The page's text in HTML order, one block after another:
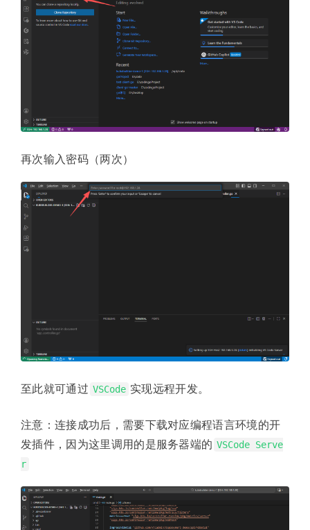
再次输入密码（两次）
至此就可通过 VSCode 实现远程开发。
注意：连接成功后，需要下载对应编程语言环境的开
发插件，因为这里调用的是服务器端的 VSCode Serve
r